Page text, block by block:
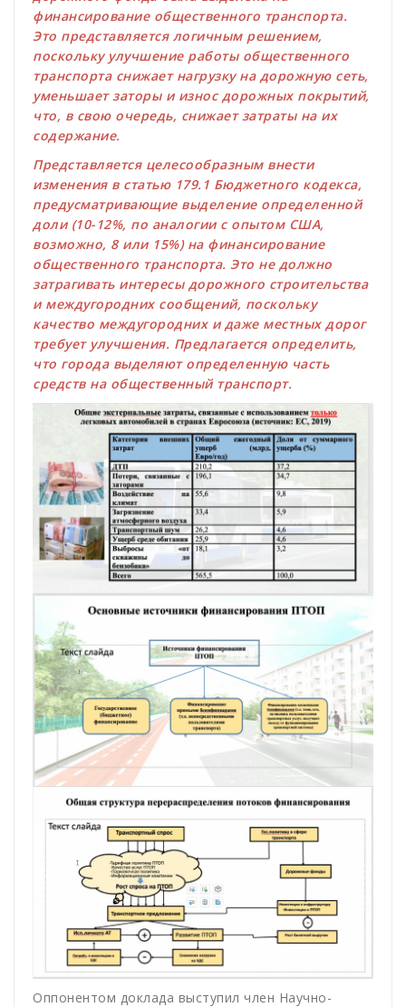
финансирование общественного транспорта.
Это представляется логичным решением,
поскольку улучшение работы общественного
транспорта снижает нагрузку на дорожную сеть,
уменьшает заторы и износ дорожных покрытий,
что, в свою очередь, снижает затраты на их
содержание.
Представляется целесообразным внести
изменения в статью 179.1 Бюджетного кодекса,
предусматривающие выделение определенной
доли (10-12%, по аналогии с опытом США,
возможно, 8 или 15%) на финансирование
общественного транспорта. Это не должно
затрагивать интересы дорожного строительства
и междугородних сообщений, поскольку
качество междугородних и даже местных дорог
требует улучшения. Предлагается определить,
что города выделяют определенную часть
средств на общественный транспорт.
Оппонентом доклада выступил член Научно-